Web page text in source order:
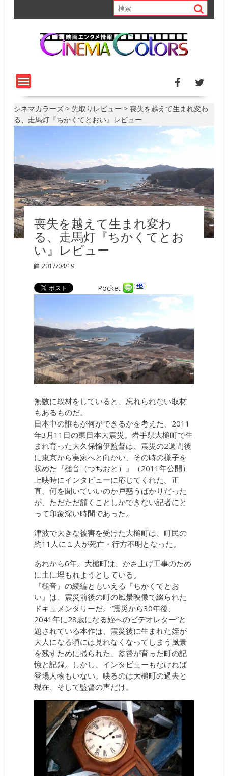
シネマカラーズ > 先取りレビュー >喪失を越えて生まれ変わ
る、走馬灯『ちかくてとおい』レビュー
喪失を越えて生まれ変わ
る、走馬灯『ちかくてとお
い』レビュー
2017/04/19
Pocket
無数に取材をしていると、忘れられない取材
もあるものだ。
日本中の誰もが何ができるかを考えた、2011
年3月11日の東日本大震災。岩手県大槌町で生
まれ育った大久保愉伊監督は、震災の2週間後
に東京から実家へと向かい、その時の様子を
収めた『槌音（つちおと）』（2011年公開）
上映時にインタビューに応じてくれた。正
直、何を聞いていいのか戸惑うばかりだった
が、ただただ頷くことしかできない記者にと
って印象深い時間であった。
津波で大きな被害を受けた大槌町は、町民の
約11人に１人が死亡・行方不明となった。
あれから6年。大槌町は、かさ上げ工事のため
に土に埋もれようとしている。
『槌音』の続編ともいえる『ちかくてとお
い』は、震災前後の町の風景映像で綴られた
ドキュメンタリーだ。“震災から30年後、
2041年に28歳になる姪へのビデオレター”と
題されている本作は、震災後に生まれた姪が
大人になる頃には見れなくなってしまう風景
を残すために撮られた、監督が育った町の記
憶と記録。しかし、インタビューもなければ
登場人物もいない。映るのは大槌町の過去と
現在、そして監督の声だけ。